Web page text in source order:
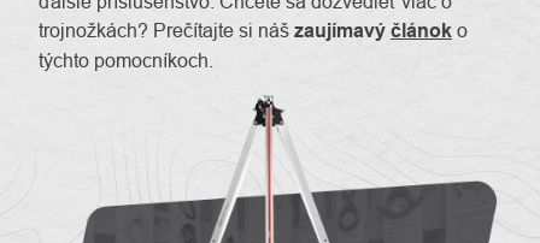
trojnožkách? Prečítajte si náš zaujímavý článok o
týchto pomocníkoch.